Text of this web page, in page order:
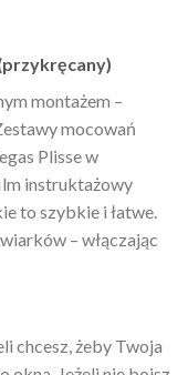
montażem –
mocowań
Plisse w
instruktażowy
to szybkie i łatwe.
– włączając
chcesz, żeby Twoja